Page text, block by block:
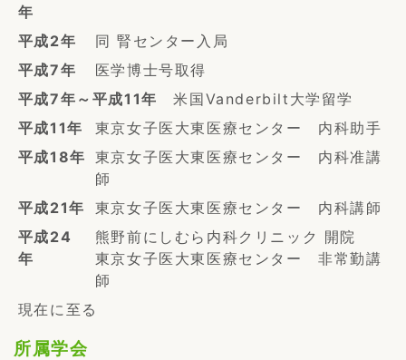
年
平成2年
同 腎センター入局
平成7年
医学博士号取得
平成7年～平成11年 米国Vanderbilt大学留学
平成11年
東京女子医大東医療センター 内科助手
平成18年 東京女子医大東医療センター 内科准講
師
平成21年
東京女子医大東医療センター 内科講師
平成24
年
熊野前にしむら内科クリニック 開院
東京女子医大東医療センター 非常勤講
師
現在に至る
所属学会